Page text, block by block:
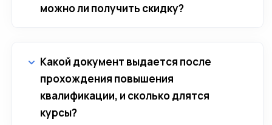
можно ли получить скидку?
Какой документ выдается после
прохождения повышения
квалификации, и сколько длятся
курсы?